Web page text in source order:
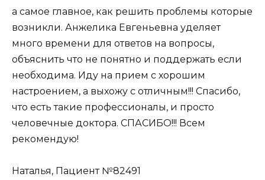
а самое главное, как решить проблемы которые
возникли. Анжелика Евгеньевна уделяет
много времени для ответов на вопросы,
объяснить что не понятно и поддержать если
необходима. Иду на прием с хорошим
настроением, а выхожу с отличным!!! Спасибо,
что есть такие профессионалы, и просто
человечные доктора. СПАСИБО!!! Всем
рекомендую!
Наталья, Пациент №82491